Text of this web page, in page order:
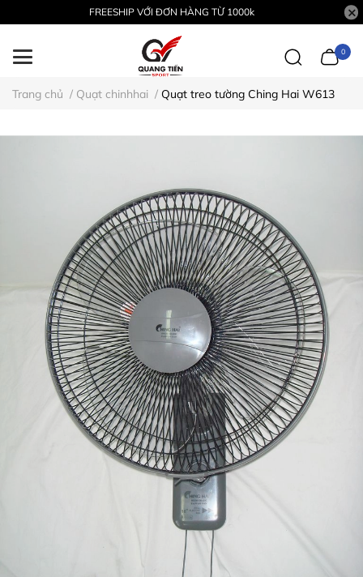
FREESHIP VỚI ĐƠN HÀNG TỪ 1000k
0
Trang chủ / Quạt chinhhai / Quạt treo tường Ching Hai W613